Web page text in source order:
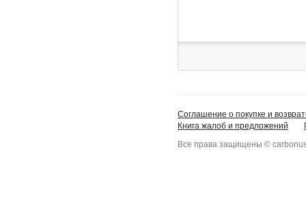
Соглашение о покупке и
Книга жалоб и предложений
Все права защищены ©